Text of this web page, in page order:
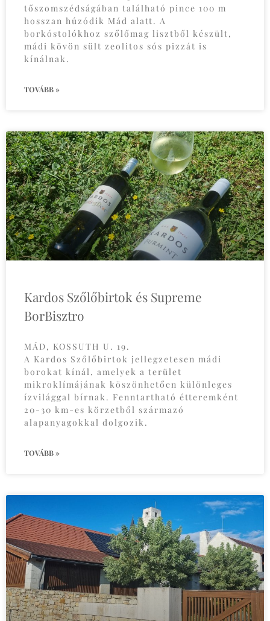
tőszomszédságában található pince 100 m
hosszan húzódik Mád alatt. A
borkóstolókhoz szőlőmag lisztből készült,
mádi kövön sült zeolitos sós pizzát is
kínálnak.
TOVÁBB »
Kardos Szőlőbirtok és Supreme
BorBisztro
MÁD, KOSSUTH U. 19.
A Kardos Szőlőbirtok jellegzetesen mádi
borokat kínál, amelyek a terület
mikroklímájának köszönhetően különleges
ízvilággal bírnak. Fenntartható étteremként
20-30 km-es körzetből származó
alapanyagokkal dolgozik.
TOVÁBB »